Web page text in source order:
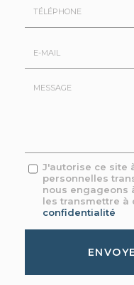
Message
J'autorise ce site
personnelles
nous engageons
les transmettre à
confidentialité
Acceptation